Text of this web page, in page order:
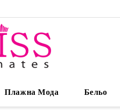
Плажна Мода Бельо